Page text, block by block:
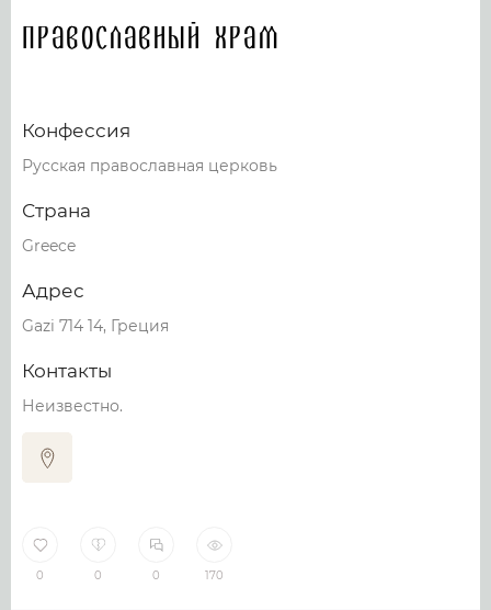
Православный храм
Конфессия
Русская православная церковь
Страна
Greece
Адрес
Gazi 714 14, Греция
Контакты
Неизвестно.
0 0 0 170